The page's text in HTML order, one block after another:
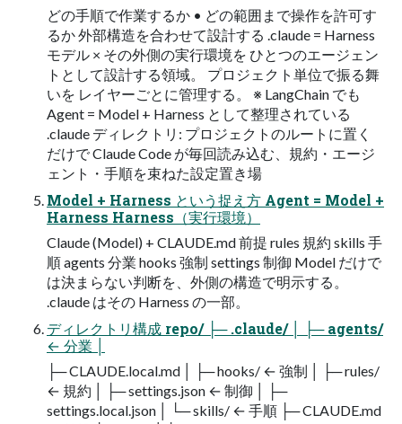
どの手順で作業するか • どの範囲まで操作を許可す
るか 外部構造を合わせて設計する .claude = Harness
モデル × その外側の実行環境を ひとつのエージェン
トとして設計する領域。 プロジェクト単位で振る舞
いを レイヤーごとに管理する。 ※ LangChain でも
Agent = Model + Harness として整理されている
.claude ディレクトリ: プロジェクトのルートに置く
だけで Claude Code が毎回読み込む、規約・エージ
ェント・手順を束ねた設定置き場
Model + Harness という捉え方 Agent = Model +
Harness Harness（実行環境）
Claude (Model) + CLAUDE.md 前提 rules 規約 skills 手
順 agents 分業 hooks 強制 settings 制御 Model だけで
は決まらない判断を、外側の構造で明示する。
.claude はその Harness の一部。
ディレクトリ構成 repo/ ├─ .claude/ │ ├─ agents/
← 分業 │
├─ CLAUDE.local.md │ ├─ hooks/ ← 強制 │ ├─ rules/
← 規約 │ ├─ settings.json ← 制御 │ ├─
settings.local.json │ └─ skills/ ← 手順 ├─ CLAUDE.md